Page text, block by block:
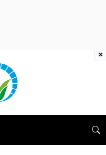
×